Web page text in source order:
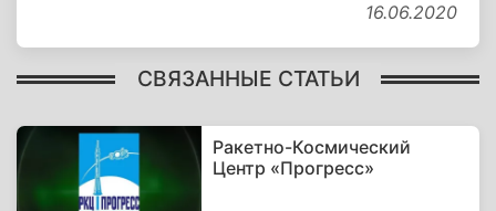
16.06.2020
СВЯЗАННЫЕ СТАТЬИ
Ракетно-Космический
Центр «Прогресс»